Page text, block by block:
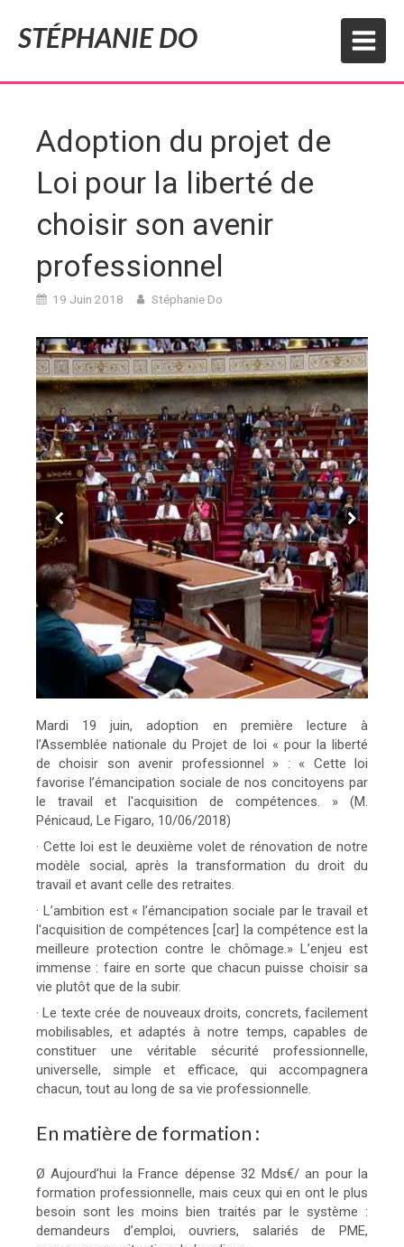
STÉPHANIE DO
Adoption du projet de
Loi pour la liberté de
choisir son avenir
professionnel
19 Juin 2018 Stéphanie Do
Mardi 19 juin, adoption en première lecture à
l’Assemblée nationale du Projet de loi « pour la liberté
de choisir son avenir professionnel » : « Cette loi
favorise l’émancipation sociale de nos concitoyens par
le travail et l'acquisition de compétences. » (M.
Pénicaud, Le Figaro, 10/06/2018)
· Cette loi est le deuxième volet de rénovation de notre
modèle social, après la transformation du droit du
travail et avant celle des retraites.
· L’ambition est « l’émancipation sociale par le travail et
l'acquisition de compétences [car] la compétence est la
meilleure protection contre le chômage.» L’enjeu est
immense : faire en sorte que chacun puisse choisir sa
vie plutôt que de la subir.
· Le texte crée de nouveaux droits, concrets, facilement
mobilisables, et adaptés à notre temps, capables de
constituer une véritable sécurité professionnelle,
universelle, simple et efficace, qui accompagnera
chacun, tout au long de sa vie professionnelle.
En matière de formation :
Ø Aujourd’hui la France dépense 32 Mds€/ an pour la
formation professionnelle, mais ceux qui en ont le plus
besoin sont les moins bien traités par le système :
demandeurs d’emploi, ouvriers, salariés de PME,